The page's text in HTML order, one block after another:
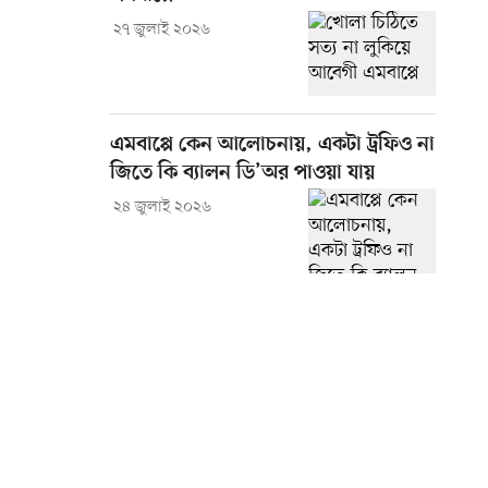
২৭ জুলাই ২০২৬
এমবাপ্পে কেন আলোচনায়, একটা ট্রফিও না
জিতে কি ব্যালন ডি’অর পাওয়া যায়
২৪ জুলাই ২০২৬